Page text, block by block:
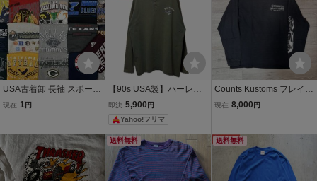
フェード
USA古着卸 長袖 スポーツ
ロゴ ロンT シャツ 21 枚
着 まとめ売り 大量 アメリ
カ古着
現在 1 円
【90s USA製】ハーレー
ダビッドソン ロンT 2XL
カーキ ヘンリーネック 長
袖Tシャツ
即決 5,900 円
Yahoo!フリマ
Counts Kustoms フレイム
アイアンクロス 長袖 Tシ
ィンテージ vintage/ハー
レー 90s Y2K
現在 8,000 円
送料無料 送料無料